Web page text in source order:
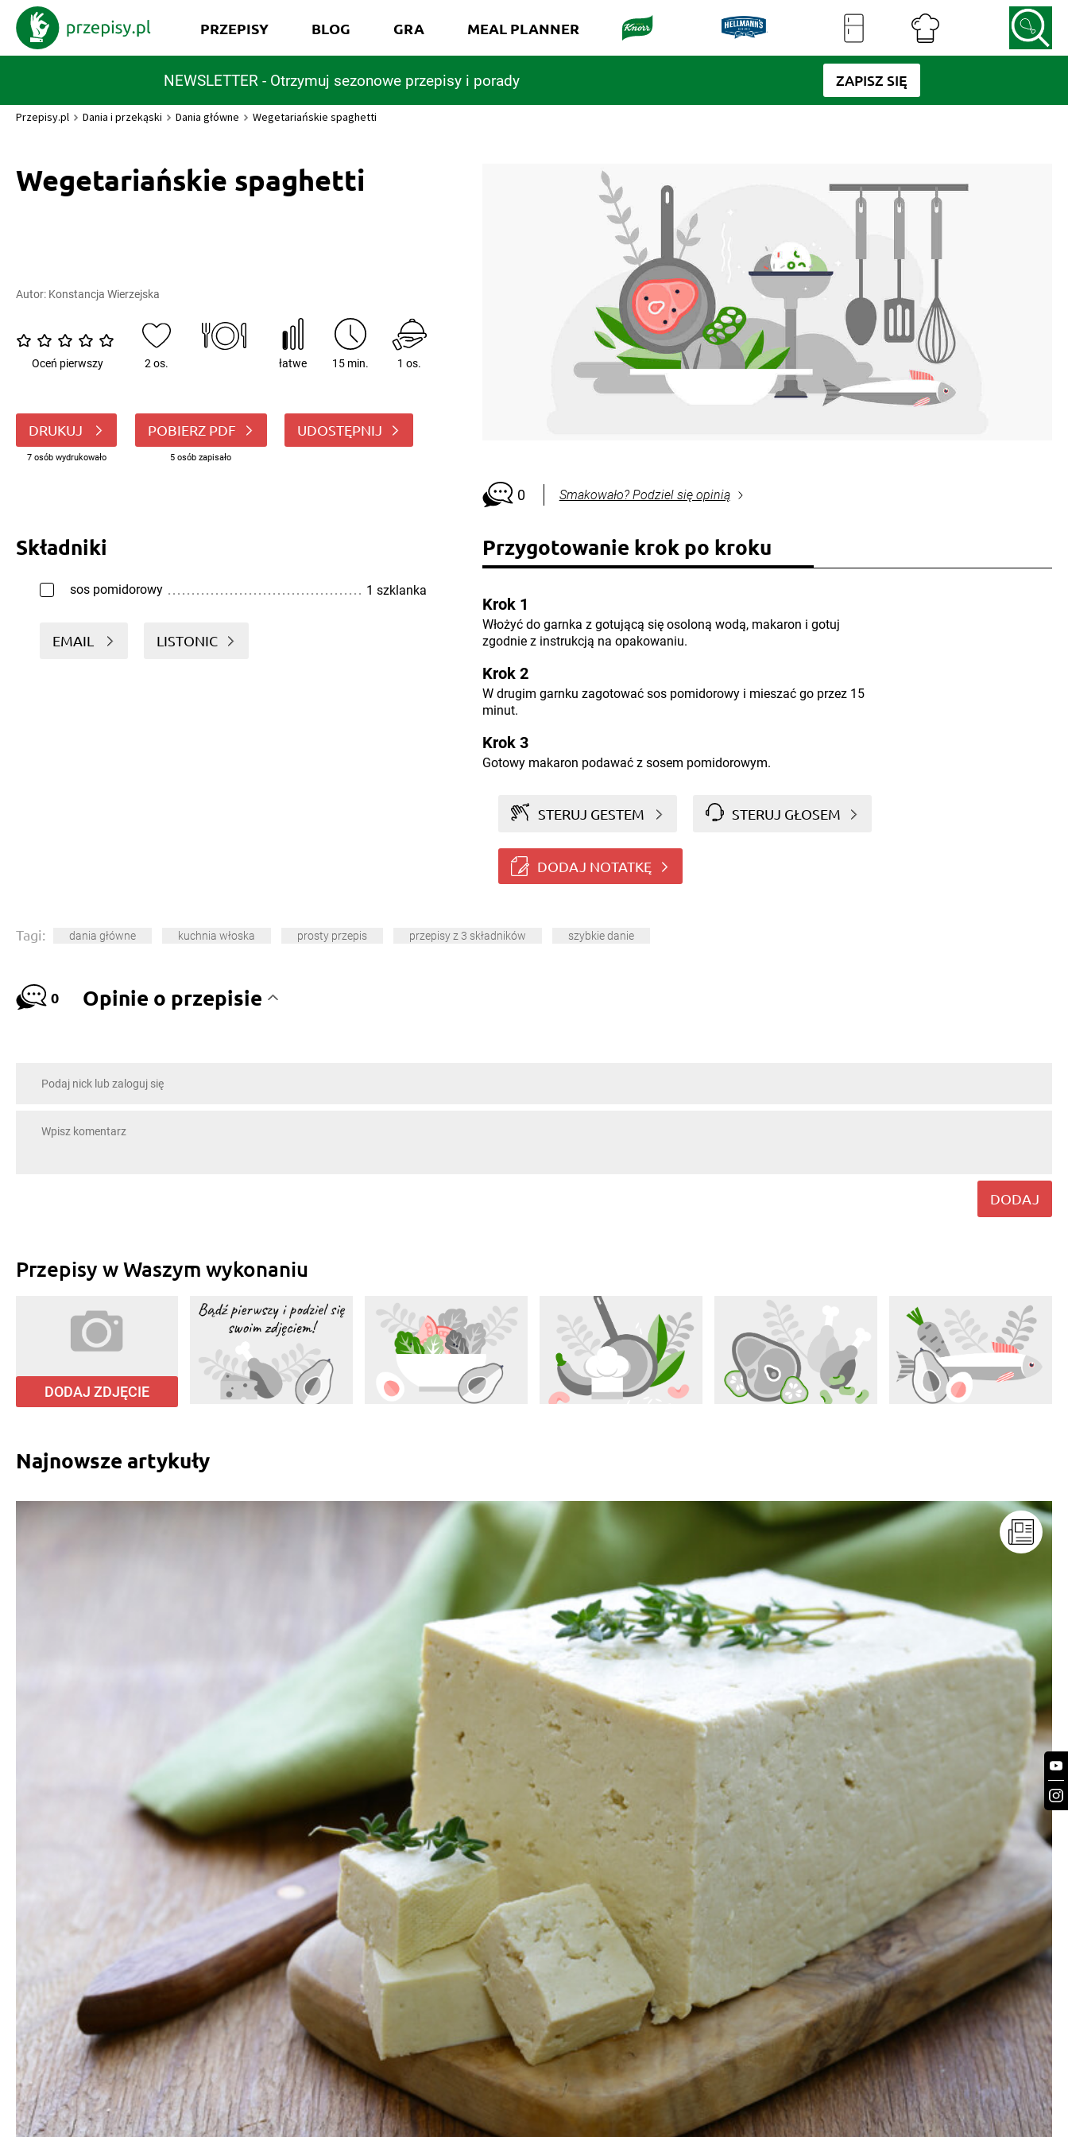
NEWSLETTER - Otrzymuj sezonowe przepisy i porady ZAPISZ SIĘ
PRZEPISY BLOG GRA MEAL PLANNER
Przepisy.pl Dania i przekąski Dania główne Wegetariańskie spaghetti
Wegetariańskie spaghetti
Autor: Konstancja Wierzejska
Oceń pierwszy 2 os. łatwe 15 min. 1 os.
DRUKUJ
7 osób wydrukowało
POBIERZ PDF
5 osób zapisało
UDOSTĘPNIJ
0 Smakowało? Podziel się opinią
Składniki
sos pomidorowy 1 szklanka
EMAIL LISTONIC
Przygotowanie krok po kroku
Krok 1
Włożyć do garnka z gotującą się osoloną wodą, makaron i gotuj
zgodnie z instrukcją na opakowaniu.
Krok 2
W drugim garnku zagotować sos pomidorowy i mieszać go przez 15
minut.
Krok 3
Gotowy makaron podawać z sosem pomidorowym.
STERUJ GESTEM STERUJ GŁOSEM
DODAJ NOTATKĘ
Tagi: dania główne kuchnia włoska prosty przepis przepisy z 3 składników szybkie danie
0 Opinie o przepisie
DODAJ
Przepisy w Waszym wykonaniu
DODAJ ZDJĘCIE
Najnowsze artykuły